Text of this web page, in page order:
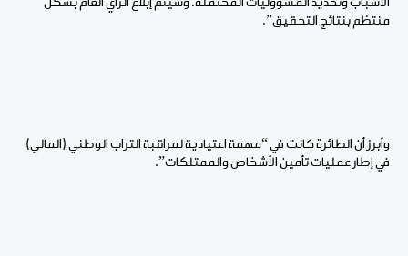
الأسباب وتحديد المسؤوليات المحتملة. وسيتم إبلاغ الرأي العام بشكل
منتظم بنتائج التحقيق”.
وأبرز أن الطائرة كانت في “مهمة اعتيادية لمراقبة التراب الوطني (المالي)
في إطار عمليات تأمين الأشخاص والممتلكات”.